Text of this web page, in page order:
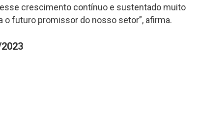
crescimento contínuo e sustentado muito
futuro promissor do nosso setor”, afirma.